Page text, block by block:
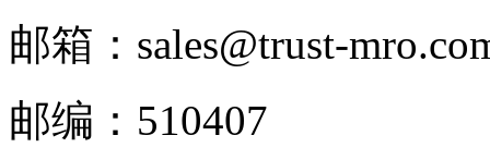
邮箱：sales@trust-
邮编：510407